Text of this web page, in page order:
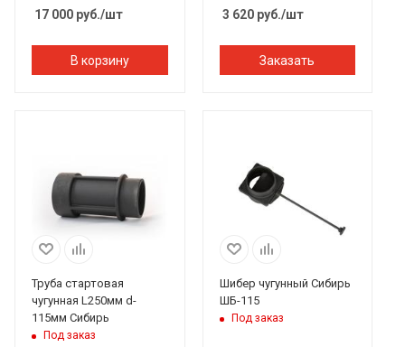
ММ)
17 000 руб./шт
В корзину
3 620руб./шт
Заказать
Труба стартовая
чугунная L250мм d-
115мм Сибирь
Под заказ
Шибер чугунный Сибирь
ШБ-115
Под заказ